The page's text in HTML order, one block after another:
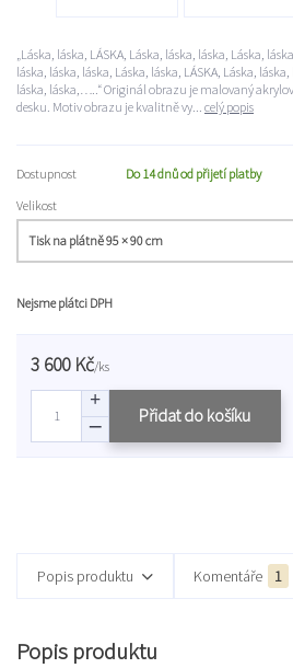
„Láska, láska, LÁSKA, Láska, láska, láska, Láska,
láska, láska, láska, Láska, láska, LÁSKA, Láska, láska,
láska, láska,…..“ Originál obrazu je malovaný
desku. Motiv obrazu je kvalitně vy... celý popis
Dostupnost
Do 14 dnů od přijetí platby
Velikost
Nejsme plátci DPH
3 600 Kč/ks
Přidat do košíku
Popis produktu Komentáře 1
Popis produktu